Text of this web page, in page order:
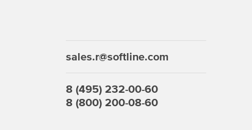
sales.r@softline.com
8 (495) 232-00-60
8 (800) 200-08-60